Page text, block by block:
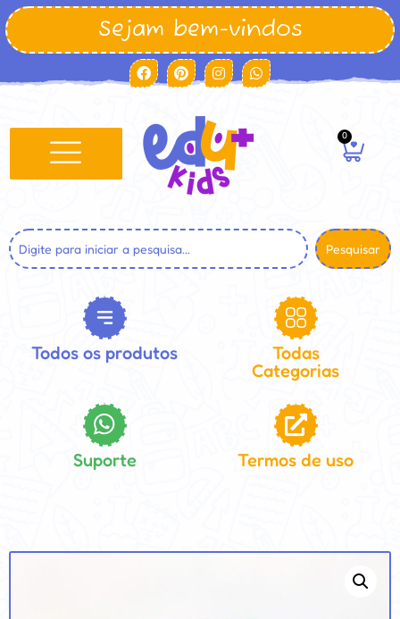
Sejam bem-vindos
0
Pesquisar
Todos os produtos
Todas
Categorias
Suporte Termos de uso